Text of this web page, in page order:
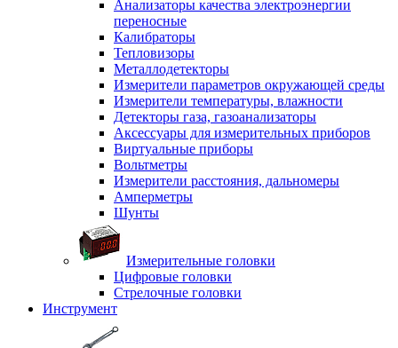
Анализаторы качества электроэнергии
переносные
Калибраторы
Тепловизоры
Металлодетекторы
Измерители параметров окружающей среды
Измерители температуры, влажности
Детекторы газа, газоанализаторы
Аксессуары для измерительных приборов
Виртуальные приборы
Вольтметры
Измерители расстояния, дальномеры
Амперметры
Шунты
Измерительные головки
Цифровые головки
Стрелочные головки
Инструмент